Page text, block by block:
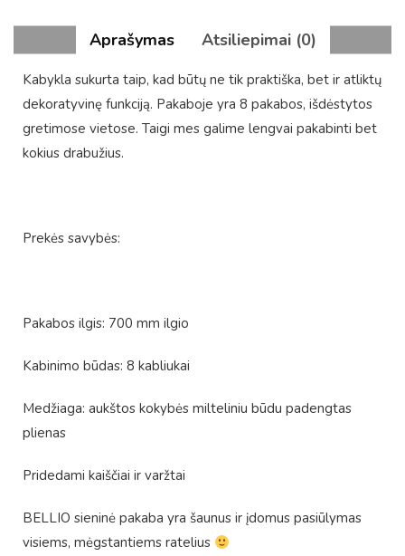
Aprašymas Atsiliepimai (0)
Kabykla sukurta taip, kad būtų ne tik praktiška, bet ir atliktų
dekoratyvinę funkciją. Pakaboje yra 8 pakabos, išdėstytos
gretimose vietose. Taigi mes galime lengvai pakabinti bet
kokius drabužius.
Prekės savybės:
Pakabos ilgis: 700 mm ilgio
Kabinimo būdas: 8 kabliukai
Medžiaga: aukštos kokybės milteliniu būdu padengtas
plienas
Pridedami kaiščiai ir varžtai
BELLIO sieninė pakaba yra šaunus ir įdomus pasiūlymas
visiems, mėgstantiems ratelius